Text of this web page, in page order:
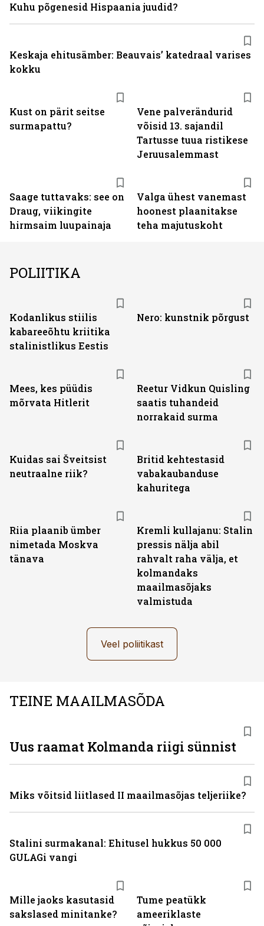
Kust on pärit seitse
surmapattu?
Vene palverändurid
võisid 13. sajandil
Tartusse tuua ristikese
Jeruusalemmast
Saage tuttavaks: see on
Draug, viikingite
hirmsaim luupainaja
Valga ühest vanemast
hoonest plaanitakse
teha majutuskoht
Kuhu põgenesid Hispaania juudid?
Keskaja ehitusämber: Beauvais’ katedraal varises
kokku
POLIITIKA
Kodanlikus stiilis
kabareeõhtu kriitika
stalinistlikus Eestis
Nero: kunstnik põrgust
Mees, kes püüdis
mõrvata Hitlerit
Reetur Vidkun Quisling
saatis tuhandeid
norrakaid surma
Kuidas sai Šveitsist
neutraalne riik?
Britid kehtestasid
vabakaubanduse
kahuritega
Riia plaanib ümber
nimetada Moskva
tänava
Kremli kullajanu: Stalin
pressis nälja abil
rahvalt raha välja, et
kolmandaks
maailmasõjaks
valmistuda
Veel poliitikast
TEINE MAAILMASÕDA
Mille jaoks kasutasid
sakslased minitanke?
Tume peatükk
ameeriklaste
Uus raamat Kolmanda riigi sünnist
Miks võitsid liitlased II maailmasõjas teljeriike?
Stalini surmakanal: Ehitusel hukkus 50 000
GULAGi vangi